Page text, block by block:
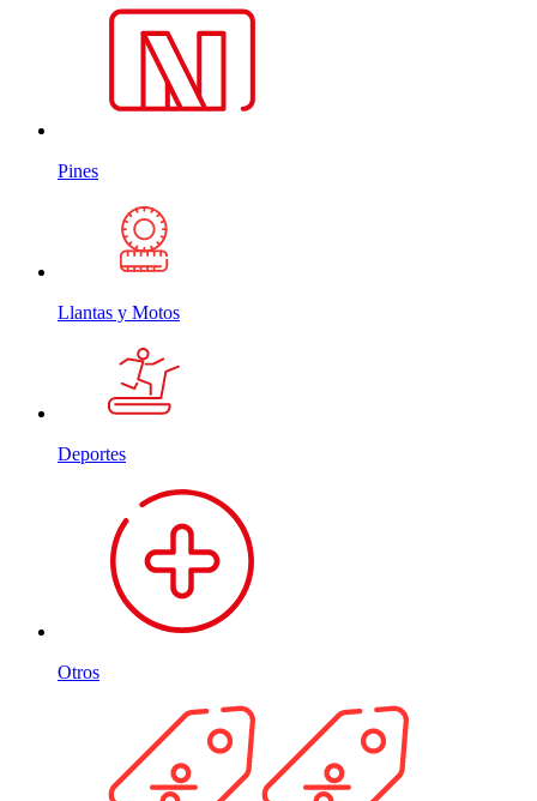
Pines
Llantas y Motos
Deportes
Otros